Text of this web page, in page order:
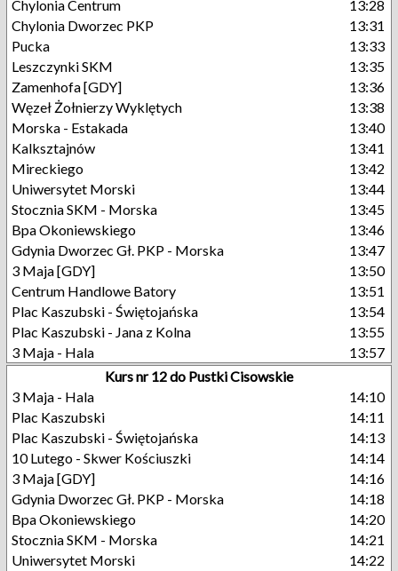
Chylonia Centrum
13:28
Chylonia Dworzec PKP
13:31
Pucka
13:33
Leszczynki SKM
13:35
Zamenhofa [GDY]
13:36
Węzeł Żołnierzy Wyklętych
13:38
Morska - Estakada
13:40
Kalksztajnów
13:41
Mireckiego
13:42
Uniwersytet Morski
13:44
Stocznia SKM - Morska
13:45
Bpa Okoniewskiego
13:46
Gdynia Dworzec Gł. PKP - Morska
13:47
3 Maja [GDY]
13:50
Centrum Handlowe Batory
13:51
Plac Kaszubski - Świętojańska
13:54
Plac Kaszubski - Jana z Kolna
13:55
3 Maja - Hala
13:57
Kurs nr 12 do Pustki Cisowskie
3 Maja - Hala
14:10
Plac Kaszubski
14:11
Plac Kaszubski - Świętojańska
14:13
10 Lutego - Skwer Kościuszki
14:14
3 Maja [GDY]
14:16
Gdynia Dworzec Gł. PKP - Morska
14:18
Bpa Okoniewskiego
14:20
Stocznia SKM - Morska
14:21
Uniwersytet Morski
14:22